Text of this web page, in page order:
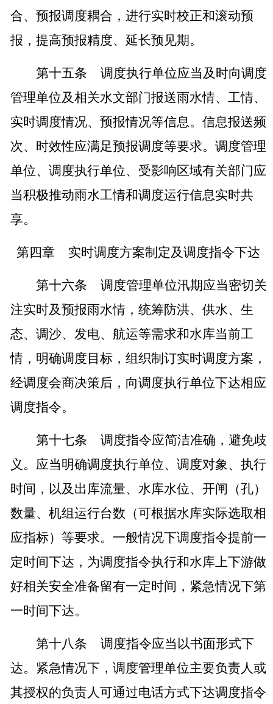
合、预报调度耦合，进行实时校正和滚动预
报，提高预报精度、延长预见期。
第十五条 调度执行单位应当及时向调度
管理单位及相关水文部门报送雨水情、工情、
实时调度情况、预报情况等信息。信息报送频
次、时效性应满足预报调度等要求。调度管理
单位、调度执行单位、受影响区域有关部门应
当积极推动雨水工情和调度运行信息实时共
享。
第四章 实时调度方案制定及调度指令下达
第十六条 调度管理单位汛期应当密切关
注实时及预报雨水情，统筹防洪、供水、生
态、调沙、发电、航运等需求和水库当前工
情，明确调度目标，组织制订实时调度方案，
经调度会商决策后，向调度执行单位下达相应
调度指令。
第十七条 调度指令应简洁准确，避免歧
义。应当明确调度执行单位、调度对象、执行
时间，以及出库流量、水库水位、开闸（孔）
数量、机组运行台数（可根据水库实际选取相
应指标）等要求。一般情况下调度指令提前一
定时间下达，为调度指令执行和水库上下游做
好相关安全准备留有一定时间，紧急情况下第
一时间下达。
第十八条 调度指令应当以书面形式下
达。紧急情况下，调度管理单位主要负责人或
其授权的负责人可通过电话方式下达调度指令